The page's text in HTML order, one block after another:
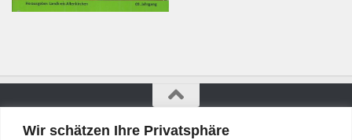
Wir schätzen Ihre Privatsphäre
Bürgerkurier © 2026. Alle Rechte vorbehalten.